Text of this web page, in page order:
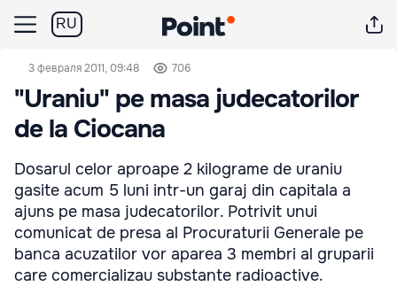
RU
3 февраля 2011, 09:48 706
"Uraniu" pe masa judecatorilor
de la Ciocana
Dosarul celor aproape 2 kilograme de uraniu
gasite acum 5 luni intr-un garaj din capitala a
ajuns pe masa judecatorilor. Potrivit unui
comunicat de presa al Procuraturii Generale pe
banca acuzatilor vor aparea 3 membri al gruparii
care comercializau substante radioactive.